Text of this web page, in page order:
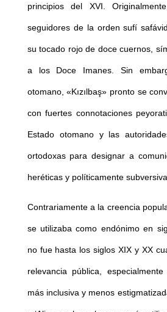
principios del XVI.
seguidores de la orden sufí
su tocado rojo de doce cuernos,
a los Doce Imanes. Sin
otomano, «Kızılbaş» pronto se
con fuertes connotaciones
Estado otomano y las
ortodoxas para designar a
heréticas y políticamente
Contrariamente a la creencia
se utilizaba como endónimo en
no fue hasta los siglos XIX y XX
relevancia pública,
más inclusiva y menos